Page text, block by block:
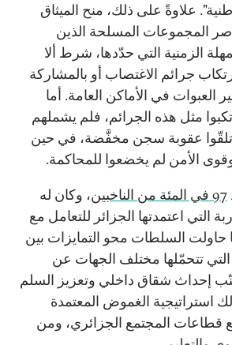
علاوةً على ذلك، منح الميثاق
المجموعات المسلحة الذين
الزمنية التي حدّدها، شرط ألا
جرائم الاغتصاب أو بالمشاركة
العبوات في الأماكن العامة. أما
مثل هذه الجرائم، فلم يشملهم
تلقّوا عقوبة سجن مخفَّضة، في حين
الأمن لم يخضعوا للمحاكمة.
97 في المئة من الناخبين
، وكان له
التي اعتمدتها الجزائر للتعامل مع
حاولت السلطات محو التمايزات بين
تتحمّلها مختلف الجهات عن
إحداث شقاق داخلي وتعزيز السلم
استراتيجية الغموض المعتمدة
قطاعات المجتمع الجزائري، ومن